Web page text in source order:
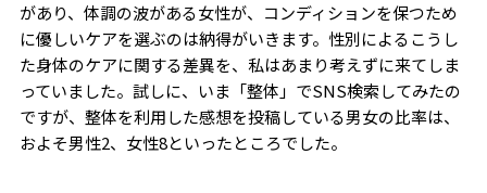
があり、体調の波がある女性が、コンディションを保つため
に優しいケアを選ぶのは納得がいきます。性別によるこうし
た身体のケアに関する差異を、私はあまり考えずに来てしま
っていました。試しに、いま「整体」でSNS検索してみたの
ですが、整体を利用した感想を投稿している男女の比率は、
およそ男性2、女性8といったところでした。